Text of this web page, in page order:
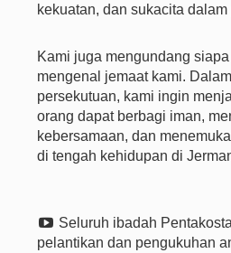
kekuatan, dan sukacita
Kami juga mengundang
mengenal jemaat kami.
persekutuan, kami ingin
orang dapat berbagi iman,
kebersamaan, dan
di tengah kehidupan di
Seluruh ibadah
pelantikan dan pengukuhan